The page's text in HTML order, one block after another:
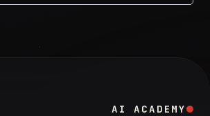
AI ACADEMY